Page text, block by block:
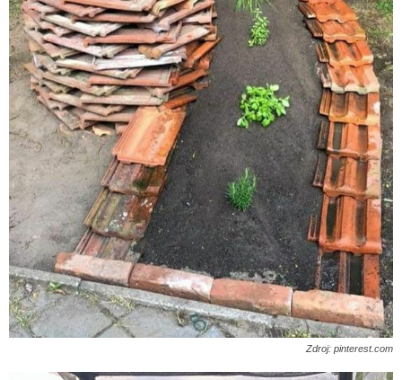
Zdroj: pinterest.com